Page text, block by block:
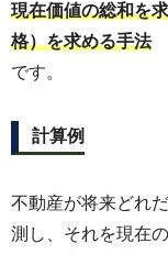
現在価値の総和を
格）を求める手法
です。
計算例
不動産が将来どれ
測し、それを現在